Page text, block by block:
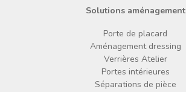
Solutions aménagement
Porte de placard
Aménagement dressing
Verrières Atelier
Portes intérieures
Séparations de pièce